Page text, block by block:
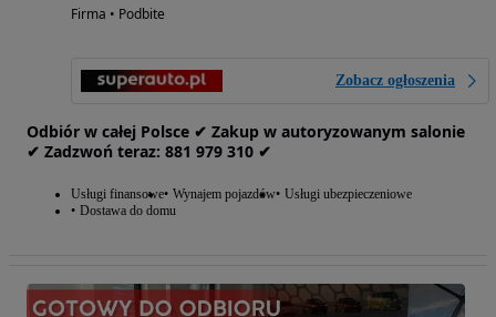
Firma • Podbite
Zobacz ogłoszenia
Odbiór w całej Polsce ✔ Zakup w autoryzowanym salonie
✔ Zadzwoń‎ t‎eraz: ‎881‎ 979‎ 310 ✔
Usługi finansowe Wynajem pojazdów Usługi ubezpieczeniowe
Dostawa do domu